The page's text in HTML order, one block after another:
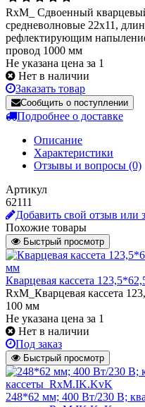
RxM_ Сдвоенный кварцевый
средневолновые 22х11,
рефлектирующим
провод 1000 мм
Не указана цена за 1
Нет в наличии
Заказать товар
Сообщить о поступлении
Подробнее о доставке
Описание
Характеристики
Отзывы и вопросы (0)
Артикул
62111
Добавить свой отзыв или
Похожие товары
Быстрый просмотр
Кварцевая кассета
RxM_Кварцевая кассета
100 мм
Не указана цена за 1
Нет в наличии
Под заказ
Быстрый просмотр
248*62 мм; 400 Вт/230 В;